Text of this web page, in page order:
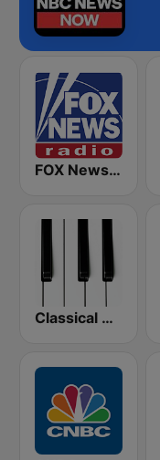
FOX News Radio
Classical Horizon Radio (International)